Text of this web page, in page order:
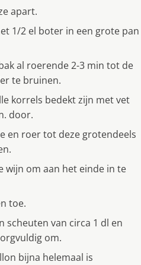
apart.
1/2 el boter in een grote pan
al roerende 2-3 min tot de
te bruinen.
korrels bedekt zijn met vet
door.
en roer tot deze grotendeels
wijn om aan het einde in te
toe.
scheuten van circa 1 dl en
om.
bijna helemaal is